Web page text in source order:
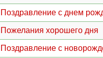
Поздравление с днем
Пожелания хорошего дня
Поздравление с